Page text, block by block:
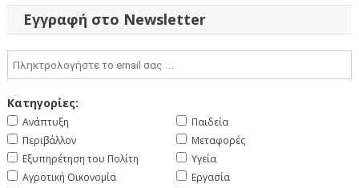
Εγγραφή στο Newsletter
Κατηγορίες:
Ανάπτυξη
Περιβάλλον
Εξυπηρέτηση του Πολίτη
Αγροτική Οικονομία
Παιδεία
Μεταφορές
Υγεία
Εργασία